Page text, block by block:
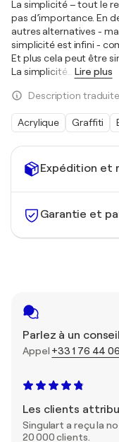
Expédition et
Garantie et
Parlez à un
Appel +33 1 76 44
Les clients
Singulart a reçu la
20 000 clients.
La simplicité – tout le
pas d’importance. En
autres alternatives -
simplicité est infini -
Et plus cela peut être
La simplicité
Lire plus
Description
Acrylique Graffiti